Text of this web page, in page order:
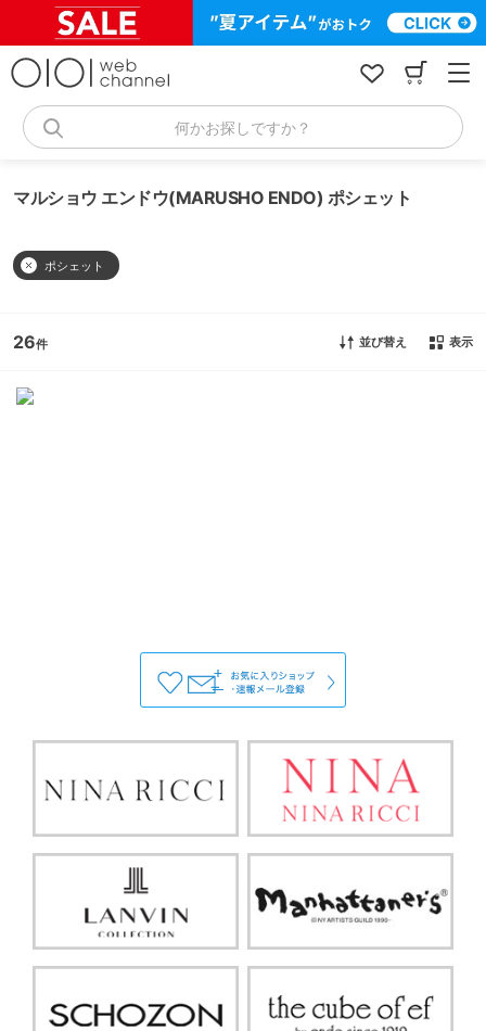
何かお探しですか？
マルショウ エンドウ(MARUSHO ENDO) ポシェット
ポシェット
26 並び替え 表示